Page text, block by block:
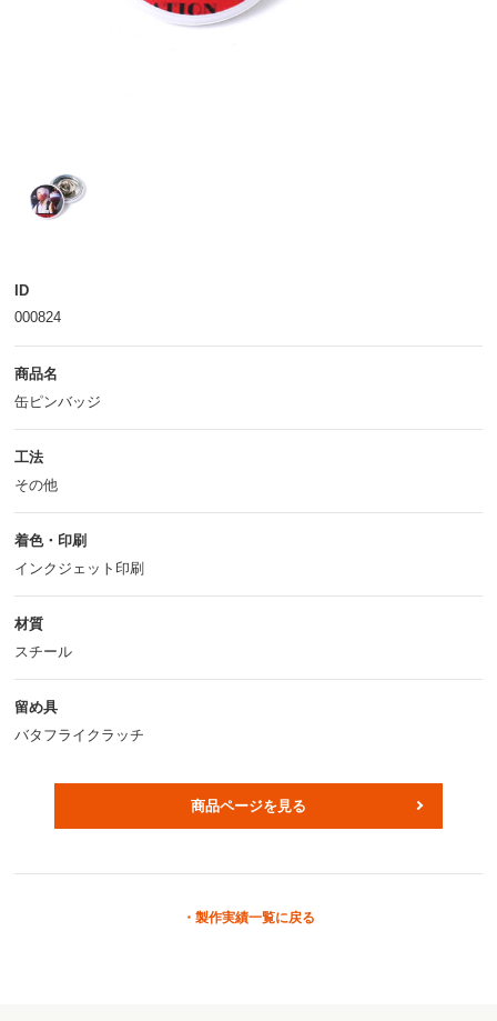
ID
000824
商品名
缶ピンバッジ
工法
その他
着色・印刷
インクジェット印刷
材質
スチール
留め具
バタフライクラッチ
商品ページを見る
製作実績一覧に戻る